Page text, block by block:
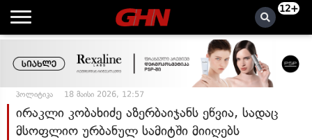
12+
პოლიტიკა 18 მაისი 2026, 12:57
ირაკლი კობახიძე აზერბაიჯანს ეწვია, სადაც
მსოფლიო ურბანულ სამიტში მიიღებს